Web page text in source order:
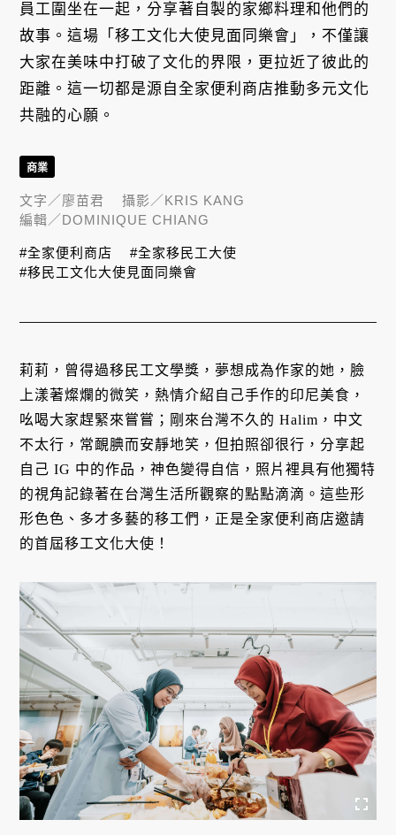
員工圍坐在一起，分享著自製的家鄉料理和他們的
故事。這場「移工文化大使見面同樂會」，不僅讓
大家在美味中打破了文化的界限，更拉近了彼此的
距離。這一切都是源自全家便利商店推動多元文化
共融的心願。
莉莉，曾得過移民工文學獎，夢想成為作家的她，臉
上漾著燦爛的微笑，熱情介紹自己手作的印尼美食，
吆喝大家趕緊來嘗嘗；剛來台灣不久的 Halim，中文
不太行，常靦腆而安靜地笑，但拍照卻很行，分享起
自己 IG 中的作品，神色變得自信，照片裡具有他獨特
的視角記錄著在台灣生活所觀察的點點滴滴。這些形
形色色、多才多藝的移工們，正是全家便利商店邀請
的首屆移工文化大使！
商業
文字／廖苗君 攝影／KRIS KANG
編輯／DOMINIQUE CHIANG
#全家便利商店
#全家移民工大使
#移民工文化大使見面同樂會